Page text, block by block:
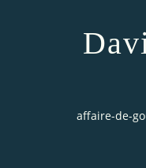
affaire-de-